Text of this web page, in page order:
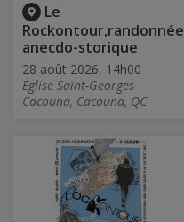
Le
Rockontour,randonnée
anecdo-storique
28 août 2026, 14h00
Église Saint-Georges
Cacouna, Cacouna, QC